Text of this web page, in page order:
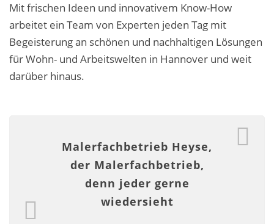
Malerarbeiten in der Region
Stellenangebote: Maler-Facharbeiter gesucht
Stellenangebot: Backoffice Manager/in
Betonoptik
Bodenbeläge & Designböden
Business Feng-Shui
Mit frischen Ideen und innovativem Know-How
arbeitet ein Team von Experten jeden Tag mit
Begeisterung an schönen und nachhaltigen Lösungen
für Wohn- und Arbeitswelten in Hannover und weit
darüber hinaus.
Malerfachbetrieb Heyse,
der Malerfachbetrieb,
denn jeder gerne
wiedersieht